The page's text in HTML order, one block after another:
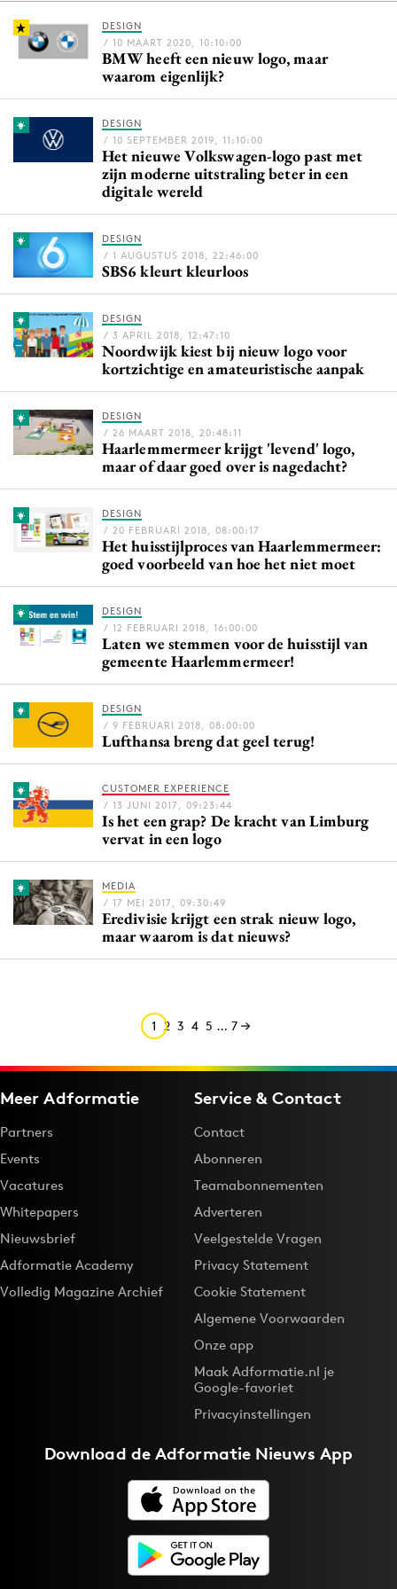
9 sept: GenAI-training
12 nov: MarketingLive!
Events
Opleidingen
Vacatures
Academy
Partners
Topics
Artificial Intelligence
Bureaus
Campagnes
Contentmarketing
Craft
Customer Experience
Design
Digital transformation
Effectiviteit
Gedragsverandering
Influencer marketing
Interne communicatie
Martech
Media
PR
Programmatic
Purpose Marketing
Reputatie & crisis
DESIGN
/ 10 MAART 2020, 10:10:00
BMW heeft een nieuw logo, maar
waarom eigenlijk?
DESIGN
/ 10 SEPTEMBER 2019, 11:10:00
Het nieuwe Volkswagen-logo past met
zijn moderne uitstraling beter in een
digitale wereld
DESIGN
/ 1 AUGUSTUS 2018, 22:46:00
SBS6 kleurt kleurloos
DESIGN
/ 3 APRIL 2018, 12:47:10
Noordwijk kiest bij nieuw logo voor
kortzichtige en amateuristische aanpak
DESIGN
/ 26 MAART 2018, 20:48:11
Haarlemmermeer krijgt 'levend' logo,
maar of daar goed over is nagedacht?
DESIGN
/ 20 FEBRUARI 2018, 08:00:17
Het huisstijlproces van Haarlemmermeer:
goed voorbeeld van hoe het niet moet
DESIGN
/ 12 FEBRUARI 2018, 16:00:00
Laten we stemmen voor de huisstijl van
gemeente Haarlemmermeer!
DESIGN
/ 9 FEBRUARI 2018, 08:00:00
Lufthansa breng dat geel terug!
CUSTOMER EXPERIENCE
/ 13 JUNI 2017, 09:23:44
Is het een grap? De kracht van Limburg
vervat in een logo
MEDIA
/ 17 MEI 2017, 09:30:49
Eredivisie krijgt een strak nieuw logo,
maar waarom is dat nieuws?
1 2 3 4 5 … 7
Meer Adformatie
Partners
Events
Vacatures
Whitepapers
Nieuwsbrief
Adformatie Academy
Volledig Magazine Archief
Service & Contact
Contact
Abonneren
Teamabonnementen
Adverteren
Veelgestelde Vragen
Privacy Statement
Cookie Statement
Algemene Voorwaarden
Onze app
Maak Adformatie.nl je
Google-favoriet
Privacyinstellingen
Download deAdformatie Nieuws App